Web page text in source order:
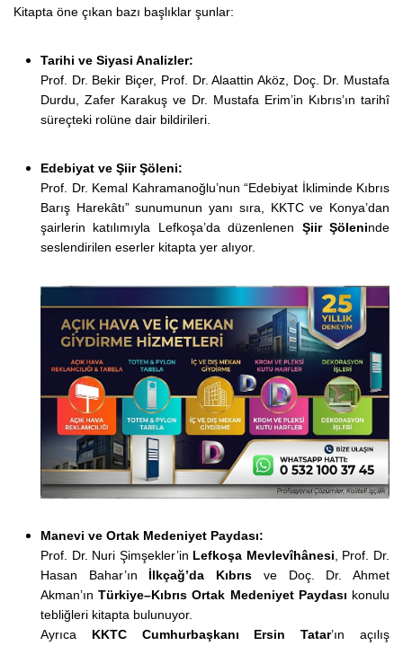
Kitapta öne çıkan bazı başlıklar şunlar:
Tarihi ve Siyasi Analizler:
Prof. Dr. Bekir Biçer, Prof. Dr. Alaattin Aköz, Doç. Dr. Mustafa
Durdu, Zafer Karakuş ve Dr. Mustafa Erim’in Kıbrıs’ın tarihî
süreçteki rolüne dair bildirileri.
Edebiyat ve Şiir Şöleni:
Prof. Dr. Kemal Kahramanoğlu’nun “Edebiyat İkliminde Kıbrıs
Barış Harekâtı” sunumunun yanı sıra, KKTC ve Konya’dan
şairlerin katılımıyla Lefkoşa’da düzenlenen Şiir Şöleninde
seslendirilen eserler kitapta yer alıyor.
Manevi ve Ortak Medeniyet Paydası:
Prof. Dr. Nuri Şimşekler’in Lefkoşa Mevlevîhânesi, Prof. Dr.
Hasan Bahar’ın İlkçağ’da Kıbrıs ve Doç. Dr. Ahmet
Akman’ınTürkiye–Kıbrıs Ortak Medeniyet Paydası konulu
tebliğleri kitapta bulunuyor.
Ayrıca KKTC Cumhurbaşkanı Ersin Tatar’ın açılış